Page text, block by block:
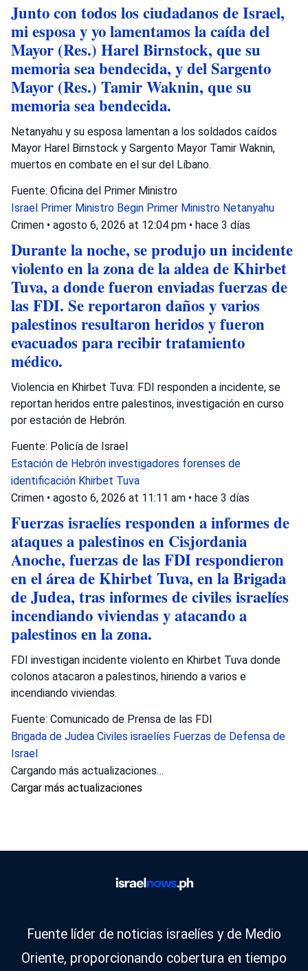
Junto con todos los ciudadanos de Israel,
mi esposa y yo lamentamos la caída del
Mayor (Res.) Harel Birnstock, que su
memoria sea bendecida, y del Sargento
Mayor (Res.) Tamir Waknin, que su
memoria sea bendecida.
Netanyahu y su esposa lamentan a los soldados caídos
Mayor Harel Birnstock y Sargento Mayor Tamir Waknin,
muertos en combate en el sur del Líbano.
Fuente: Oficina del Primer Ministro
Israel Primer Ministro Begin Primer Ministro Netanyahu
Crimen • agosto 6, 2026 at 12:04 pm • hace 3 días
Durante la noche, se produjo un incidente
violento en la zona de la aldea de Khirbet
Tuva, a donde fueron enviadas fuerzas de
las FDI. Se reportaron daños y varios
palestinos resultaron heridos y fueron
evacuados para recibir tratamiento
médico.
Violencia en Khirbet Tuva: FDI responden a incidente, se
reportan heridos entre palestinos, investigación en curso
por estación de Hebrón.
Fuente: Policía de Israel
Estación de Hebrón investigadores forenses de
identificación Khirbet Tuva
Crimen • agosto 6, 2026 at 11:11 am • hace 3 días
Fuerzas israelíes responden a informes de
ataques a palestinos en Cisjordania
Anoche, fuerzas de las FDI respondieron
en el área de Khirbet Tuva, en la Brigada
de Judea, tras informes de civiles israelíes
incendiando viviendas y atacando a
palestinos en la zona.
FDI investigan incidente violento en Khirbet Tuva donde
colonos atacaron a palestinos, hiriendo a varios e
incendiando viviendas.
Fuente: Comunicado de Prensa de las FDI
Brigada de Judea Civiles israelíes Fuerzas de Defensa de
Israel
Cargando más actualizaciones…
Cargar más actualizaciones
Fuente líder de noticias israelíes y de Medio
Oriente, proporcionando cobertura en tiempo